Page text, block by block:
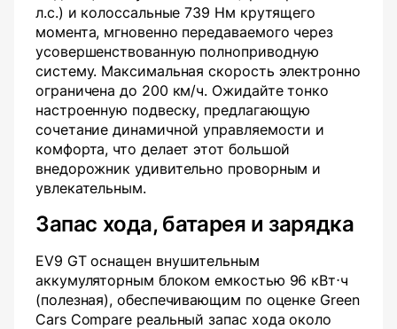
л.с.) и колоссальные 739 Нм крутящего
момента, мгновенно передаваемого через
усовершенствованную полноприводную
систему. Максимальная скорость электронно
ограничена до 200 км/ч. Ожидайте тонко
настроенную подвеску, предлагающую
сочетание динамичной управляемости и
комфорта, что делает этот большой
внедорожник удивительно проворным и
увлекательным.
Запас хода, батарея и зарядка
EV9 GT оснащен внушительным
аккумуляторным блоком емкостью 96 кВт⋅ч
(полезная), обеспечивающим по оценке Green
Cars Compare реальный запас хода около